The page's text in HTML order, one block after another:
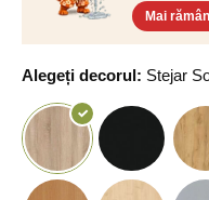
Mai
Alegeți decorul: Stejar